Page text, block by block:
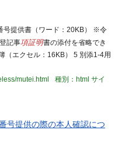
号提供書（ワード：20KB） ※令
記事項証明書の添付を省略でき
（エクセル：16KB） 5 別添1-4用
mutei.html
種別：html サイ
号提供の際の本人確認につ